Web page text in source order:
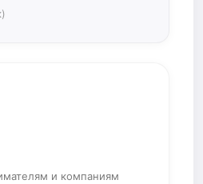
и компаниям